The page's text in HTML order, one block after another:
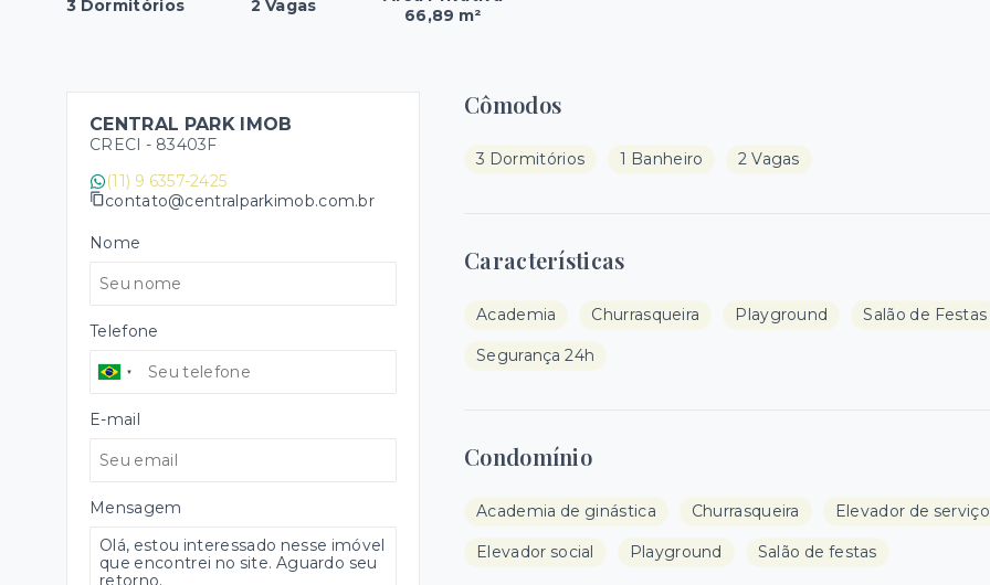
3 Dormitórios 2 Vagas
66,89 m²
CENTRAL PARK IMOB
CRECI - 83403F
(11) 9 6357-2425
contato@centralparkimob.com.br
Nome
Telefone
E-mail
Mensagem
Cômodos
3 Dormitórios 1 Banheiro 2 Vagas
Características
Academia Churrasqueira Playground Salão de Festas
Segurança 24h
Condomínio
Academia de ginástica Churrasqueira Elevador de serviço
Elevador social Playground Salão de festas